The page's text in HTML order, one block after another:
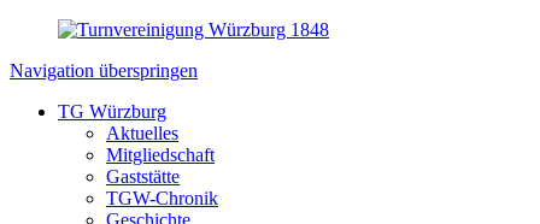
Navigation überspringen
TG Würzburg
Aktuelles
Mitgliedschaft
Gaststätte
TGW-Chronik
Geschichte